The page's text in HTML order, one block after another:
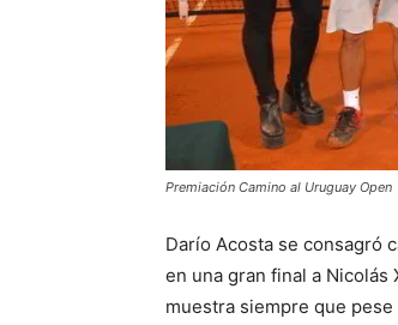
Premiación Camino al Uruguay Open
Darío Acosta se consagró
en una gran final a
muestra siempre que